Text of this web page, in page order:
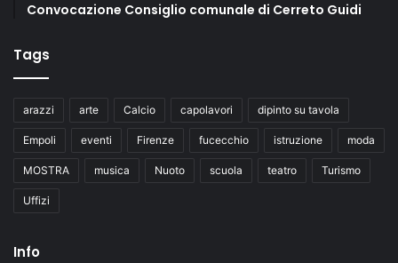
Convocazione Consiglio comunale di Cerreto Guidi
Tags
arazzi arte Calcio capolavori dipinto su tavola
Empoli eventi Firenze fucecchio istruzione moda
MOSTRA musica Nuoto scuola teatro Turismo
Uffizi
Info